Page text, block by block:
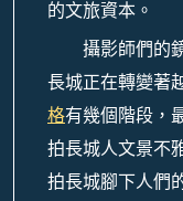
的文旅資本。
攝影師們的
長城正在轉變著
格有幾個階段，
拍長城人文景不
拍長城腳下人們